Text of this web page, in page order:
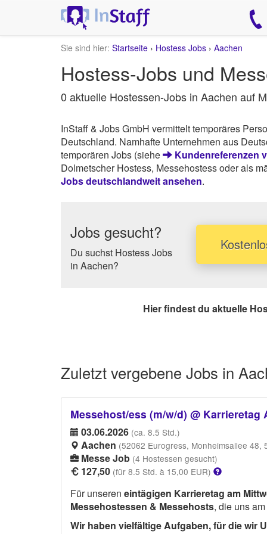
Sie sind hier: Startseite › Hostess Jobs › Aachen
Hostess-Jobs und
0 aktuelle Hostessen-Jobs in Aachen auf
InStaff & Jobs GmbH vermittelt temporäres
Deutschland. Namhafte Unternehmen aus
temporären Jobs (siehe
Kundenreferenzen
Dolmetscher Hostess, Messehostess oder als
Jobs deutschlandweit ansehen.
Jobs gesucht?
Du suchst Hostess Jobs
in Aachen?
Hier findest du aktuelle
Zuletzt vergebene Jobs in
Messehost/ess (m/w/d) @ Karrieretag
03.06.2026 (ca. 8.5 Std.)
Aachen (52062 Eurogress, Monheimsallee 48,
Messe Job (4 Hostessen gesucht)
127,50 (für 8.5 Std. à 15,00 EUR)
Für unseren eintägigen Karrieretag am
Messehostessen & Messehosts, die uns
Wir haben vielfältige Aufgaben, für die wir